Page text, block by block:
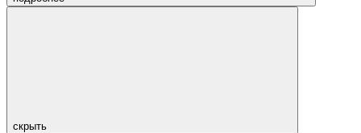
скрыть